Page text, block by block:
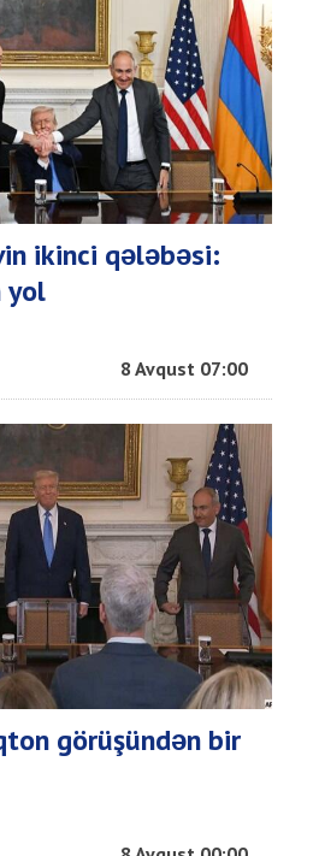
ikinci qələbəsi:
yol
8 Avqust 07:00
görüşündən bir